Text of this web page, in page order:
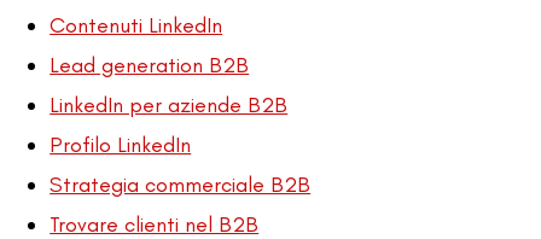
Contenuti LinkedIn
Lead generation B2B
LinkedIn per aziende B2B
Profilo LinkedIn
Strategia commerciale B2B
Trovare clienti nel B2B